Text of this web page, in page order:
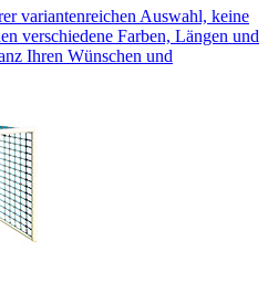
variantenreichen Auswahl, keine
verschiedene Farben, Längen und
Ihren Wünschen und